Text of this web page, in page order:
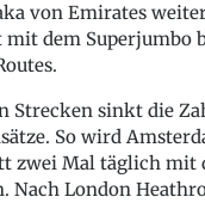
von Emirates
mit dem Superjumbo
Strecken sinkt die
So wird
zwei Mal täglich mit
Nach London